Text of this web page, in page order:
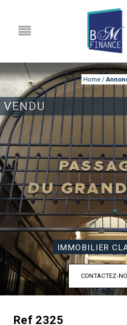
VENDU
Home /
ANNONCE
IMMOBILIER
CONTACTEZ-
Ref 2325